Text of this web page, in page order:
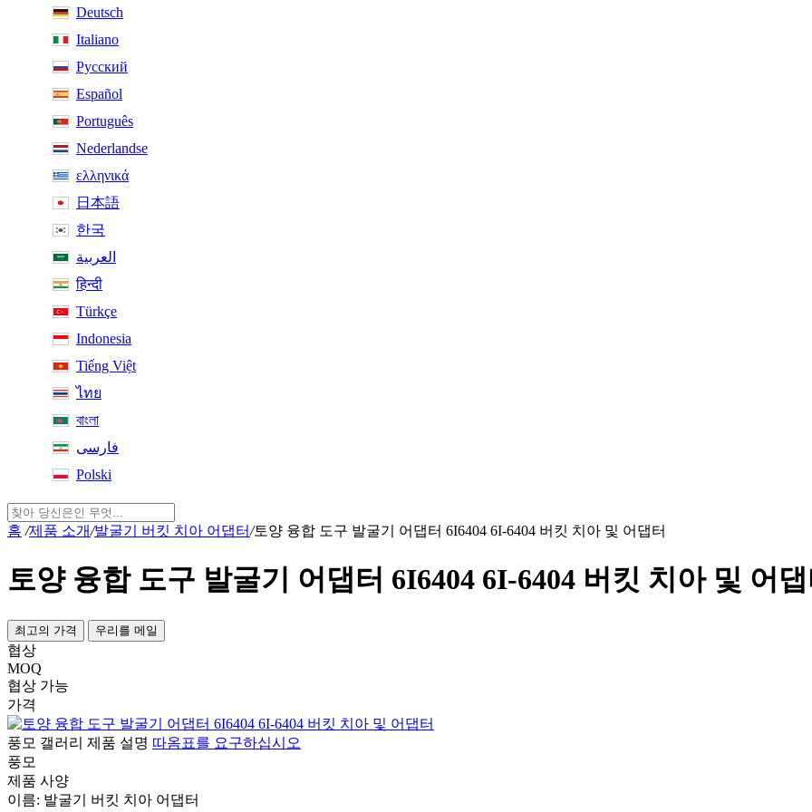
Deutsch
Italiano
Русский
Español
Português
Nederlandse
ελληνικά
日本語
한국
العربية
हिन्दी
Türkçe
Indonesia
Tiếng Việt
ไทย
বাংলা
فارسی
Polski
홈 /제품 소개/발굴기 버킷 치아 어댑터/토양 융합 도구 발굴기 어댑터 6I6404 6I-6404 버킷 치아 및 어댑터
토양 융합 도구 발굴기 어댑터 6I6404 6I-6404 버킷 치아 및 어
최고의 가격 우리를 메일
협상
MOQ
협상 가능
가격
풍모 갤러리 제품 설명 따옴표를 요구하십시오
풍모
제품 사양
이름: 발굴기 버킷 치아 어댑터